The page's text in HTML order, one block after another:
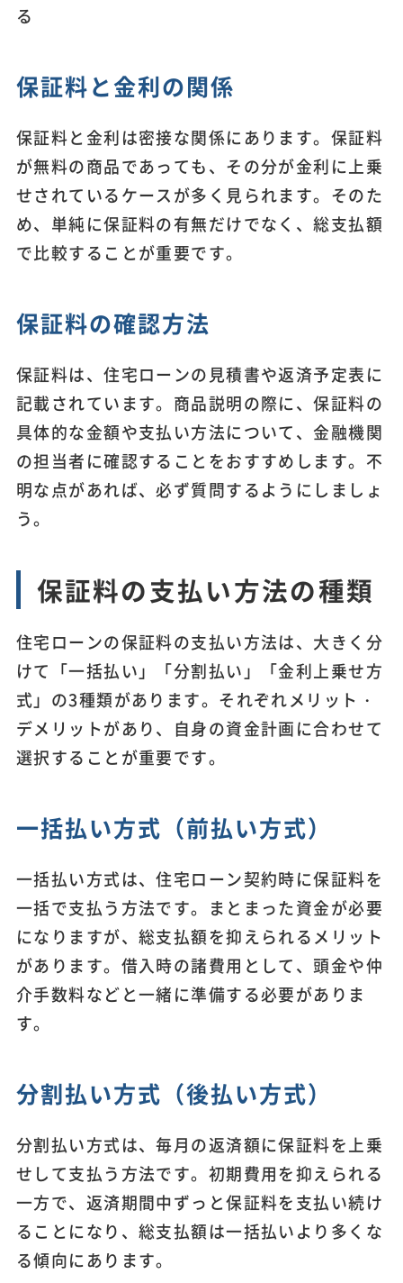
る
保証料と金利の関係
保証料と金利は密接な関係にあります。保証料
が無料の商品であっても、その分が金利に上乗
せされているケースが多く見られます。そのた
め、単純に保証料の有無だけでなく、総支払額
で比較することが重要です。
保証料の確認方法
保証料は、住宅ローンの見積書や返済予定表に
記載されています。商品説明の際に、保証料の
具体的な金額や支払い方法について、金融機関
の担当者に確認することをおすすめします。不
明な点があれば、必ず質問するようにしましょ
う。
保証料の支払い方法の種類
住宅ローンの保証料の支払い方法は、大きく分
けて「一括払い」「分割払い」「金利上乗せ方
式」の3種類があります。それぞれメリット・
デメリットがあり、自身の資金計画に合わせて
選択することが重要です。
一括払い方式（前払い方式）
一括払い方式は、住宅ローン契約時に保証料を
一括で支払う方法です。まとまった資金が必要
になりますが、総支払額を抑えられるメリット
があります。借入時の諸費用として、頭金や仲
介手数料などと一緒に準備する必要がありま
す。
分割払い方式（後払い方式）
分割払い方式は、毎月の返済額に保証料を上乗
せして支払う方法です。初期費用を抑えられる
一方で、返済期間中ずっと保証料を支払い続け
ることになり、総支払額は一括払いより多くな
る傾向にあります。